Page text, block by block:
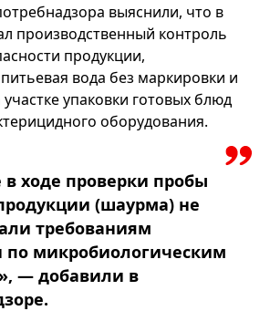
выяснили, что в
производственный контроль
продукции,
вода без маркировки и
упаковки готовых блюд
оборудования.
ходе проверки пробы
(шаурма) не
требованиям
по микробиологическим
— добавили в